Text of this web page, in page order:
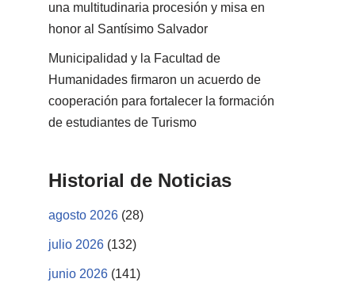
una multitudinaria procesión y misa en
honor al Santísimo Salvador
Municipalidad y la Facultad de
Humanidades firmaron un acuerdo de
cooperación para fortalecer la formación
de estudiantes de Turismo
Historial de Noticias
agosto 2026 (28)
julio 2026 (132)
junio 2026 (141)